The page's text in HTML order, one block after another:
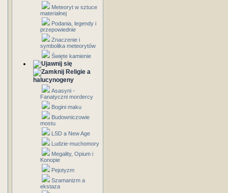
Meteoryt w sztuce
materialnej
Podania, legendy i
przepowiednie
Znaczenie i
symbolika meteorytów
Święte kamienie
Religie a
halucynogeny
Asasyni -
Fanatyczni mordercy
Bogini maku
Budowniczowie
mostu
LSD a New Age
Ludzie-muchomory
Megality, Opium i
Konopie
Pejotyzm
Szamanizm a
ekstaza